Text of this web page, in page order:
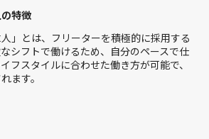
特徴
人」とは、フリーターを積極的に採用する
シフトで働けるため、自分のペースで仕
フスタイルに合わせた働き方が可能で、
ます。